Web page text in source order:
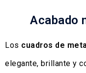
Acabado
Los cuadros de
elegante, brillante y